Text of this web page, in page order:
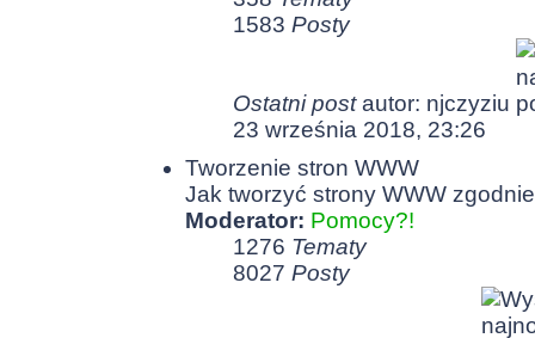
1583 Posty
Ostatni postautor: njczyziu
23 września 2018, 23:26
Tworzenie stron WWW
Jak tworzyć strony WWW
Moderator: Pomocy?!
1276 Tematy
8027 Posty